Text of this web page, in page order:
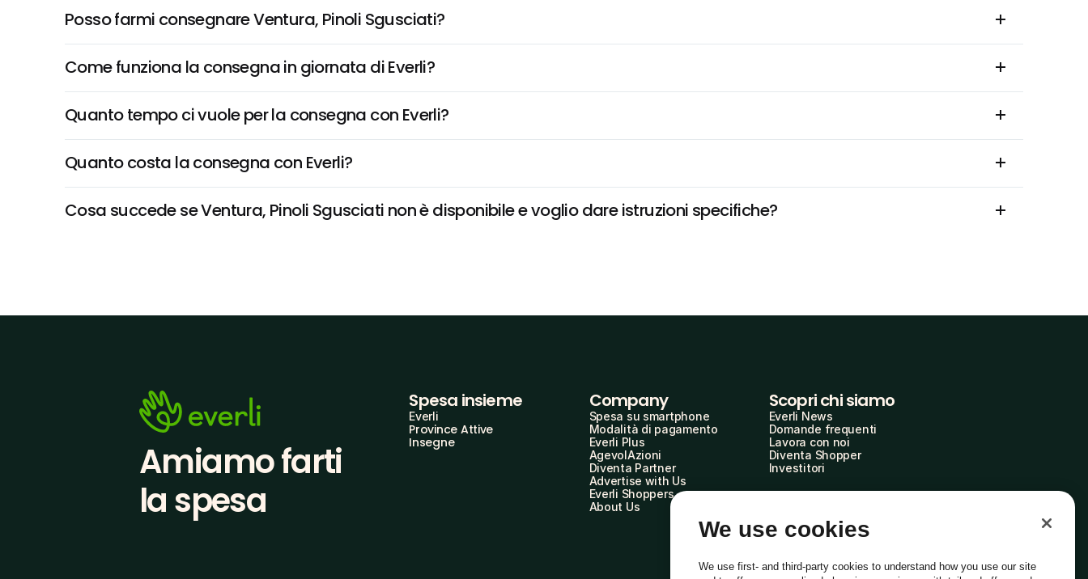
Posso farmi consegnare Ventura, Pinoli Sgusciati?
Come funziona la consegna in giornata di Everli?
Quanto tempo ci vuole per la consegna con Everli?
Quanto costa la consegna con Everli?
Cosa succede se Ventura, Pinoli Sgusciati non è disponibile e voglio dare istruzioni specifiche?
Amiamo farti
la spesa
Spesa insieme
Everli
Province Attive
Insegne
Company
Spesa su smartphone
Modalità di pagamento
Everli Plus
AgevolAzioni
Diventa Partner
Advertise with Us
Everli Shoppers
About Us
Scopri chi siamo
Everli News
Domande frequenti
Lavora con noi
Diventa Shopper
Investitori
We use cookies
We use first- and third-party cookies to understand how you use our site